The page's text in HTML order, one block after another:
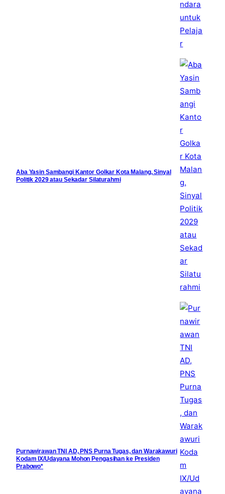
Aba Yasin Sambangi Kantor Golkar Kota Malang, Sinyal
Politik 2029 atau Sekadar Silaturahmi
Purnawirawan TNI AD, PNS Purna Tugas, dan Warakawuri
Kodam IX/Udayana Mohon Pengasihan ke Presiden
Prabowo*